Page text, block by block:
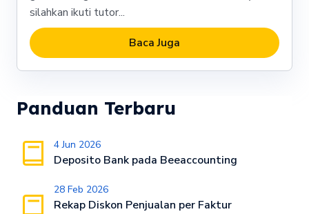
silahkan ikuti tutor...
Baca Juga
Panduan Terbaru
4 Jun 2026
Deposito Bank pada Beeaccounting
28 Feb 2026
Rekap Diskon Penjualan per Faktur